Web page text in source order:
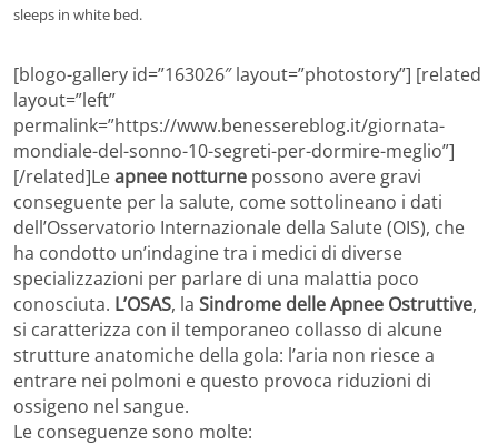
sleeps in white bed.
[blogo-gallery id=”163026″ layout=”photostory”] [related
layout=”left”
permalink=”https://www.benessereblog.it/giornata-
mondiale-del-sonno-10-segreti-per-dormire-meglio”]
[/related]Leapnee notturne possono avere gravi
conseguente per la salute, come sottolineano i dati
dell’Osservatorio Internazionale della Salute (OIS), che
ha condotto un’indagine tra i medici di diverse
specializzazioni per parlare di una malattia poco
conosciuta. L’OSAS, la Sindrome delle Apnee Ostruttive,
si caratterizza con il temporaneo collasso di alcune
strutture anatomiche della gola: l’aria non riesce a
entrare nei polmoni e questo provoca riduzioni di
ossigeno nel sangue.
Le conseguenze sono molte: